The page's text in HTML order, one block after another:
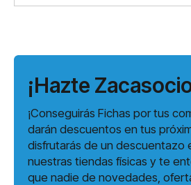
¡Hazte
¡Conseguirás Fichas por tus
darán descuentos en tus
disfrutarás de un descuentazo
nuestras tiendas físicas y te
que nadie de novedades,